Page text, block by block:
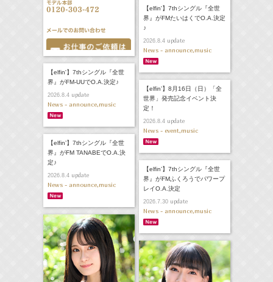
【elfin'】7thシングル『全世
界』がFMたいはくでO.A.決定
♪
2026.8.4update
News - announce,music
【elfin'】7thシングル『全世
界』がFM-UUでO.A.決定♪
2026.8.4update
News - announce,music
【elfin’】8月16日（日）「全
世界」発売記念イベント決
定！
2026.8.4update
News - event,music
【elfin’】7thシングル『全世
界』がFM TANABEでO.A.決
定♪
2026.8.4update
News - announce,music
【elfin’】7thシングル『全世
界』がFMふくろうでパワープ
レイO.A.決定
2026.7.30update
News - announce,music